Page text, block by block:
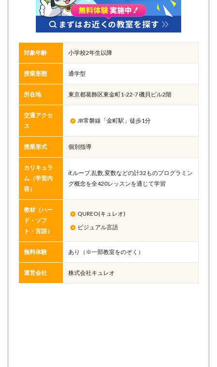
対象年齢 小学校2年生以降
授業形態 通学型
所在地 東京都葛飾区東金町1-22-7 磯貝ビル2階
交通アクセ
ス
JR常磐線「金町駅」徒歩1分
授業形式 個別指導
カリキュラ
ム（学習内
容）
if,ループ,乱数,変数などの計32ものプログラミン
グ概念を全420レッスンを通じて学習
教材（ハー
ド・ソフ
ト・言語）
QUREO(キュレオ)
ビジュアル言語
無料体験 あり（※一部教室をのぞく）
運営会社 株式会社キュレオ